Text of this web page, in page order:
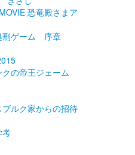
恐竜殿さまア
刑ゲーム 序章
の帝王ジェーム
ルク家からの招待